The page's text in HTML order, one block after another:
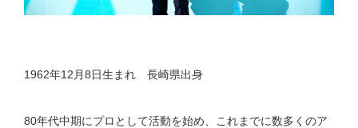
1962年12月8日生まれ 長崎県出身
80年代中期にプロとして活動を始め、これまでに数多くのア